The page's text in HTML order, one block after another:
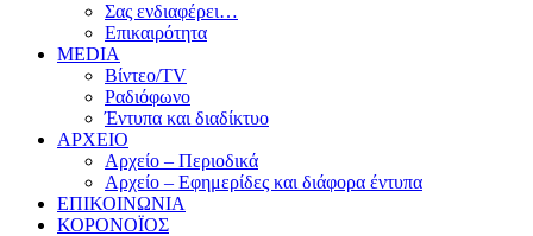
Σας ενδιαφέρει…
Επικαιρότητα
MEDIA
Βίντεο/TV
Ραδιόφωνο
Έντυπα και διαδίκτυο
ΑΡΧΕΙΟ
Αρχείο – Περιοδικά
Αρχείο – Εφημερίδες και διάφορα έντυπα
ΕΠΙΚΟΙΝΩΝΙΑ
ΚΟΡΟΝΟΪΟΣ